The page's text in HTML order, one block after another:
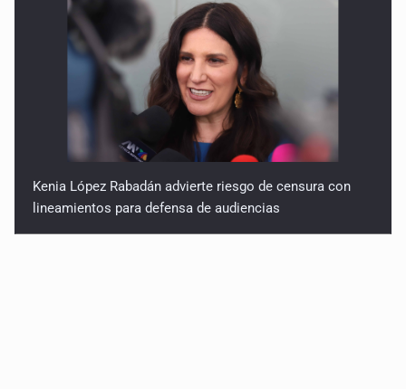
Kenia López Rabadán advierte riesgo de censura con
lineamientos para defensa de audiencias